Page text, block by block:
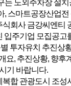
는 노외주차장 설
, 스마트공장산업
식회사 금강씨엔티
입주기업 모집공
투자유치 추진상
요, 추진상황, 향후
기 바랍니다.
복합 관광도시 조성